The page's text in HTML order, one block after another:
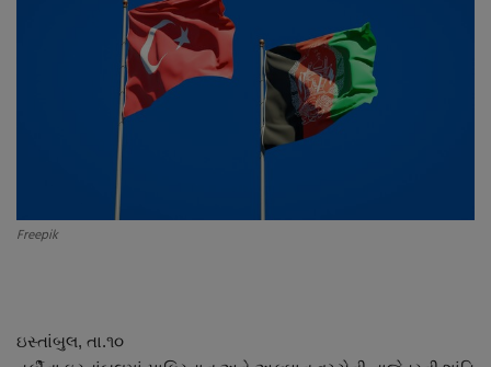
Dipotsav Special
આંતરરાષ્ટ્રીય
રાષ્ટ્રીય
જુનાગઢ
Freepik
ઇસ્તાંબુલ, તા.૧૦